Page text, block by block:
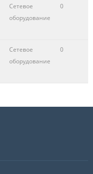
Сетевое
оборудование
0
Сетевое
оборудование
0